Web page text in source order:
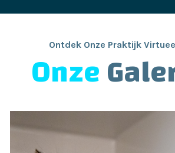
Ontdek Onze Praktijk
Onze